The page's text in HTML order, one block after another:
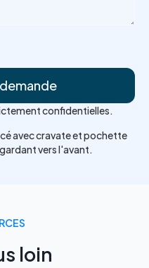
confidentielles.
loin